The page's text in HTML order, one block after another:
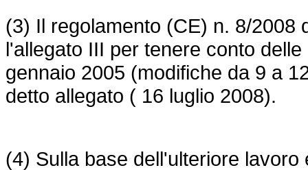
(3) Il regolamento (CE) n. 8/2008
l'allegato III per tenere conto
gennaio 2005 (modifiche da 9 a
detto allegato ( 16 luglio 2008).
(4) Sulla base dell'ulteriore